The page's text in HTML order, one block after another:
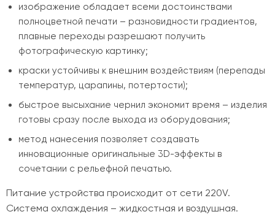
изображение обладает всеми достоинствами
полноцветной печати – разновидности градиентов,
плавные переходы разрешают получить
фотографическую картинку;
краски устойчивы к внешним воздействиям (перепады
температур, царапины, потертости);
быстрое высыхание чернил экономит время – изделия
готовы сразу после выхода из оборудования;
метод нанесения позволяет создавать
инновационные оригинальные 3D-эффекты в
сочетании с рельефной печатью.
Питание устройства происходит от сети 220V.
Система охлаждения – жидкостная и воздушная.